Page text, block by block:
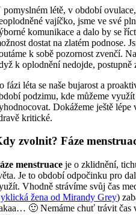
pomyslném létě, v období
vajíčko, jsme ve své
komunikace a dalo by se
dostat na zlatém podnose.
k sobě pozornost zvenčí.
k oplodnění nedojde, postupně
fázi léta se naše bujarost a
podzimu, kde můžeme
Dokážeme ještě
kritické.
zvolnit? Fáze
menstruace je o zklidnění,
Je to období odpočinku pro
Vhodně strávíme svůj čas
žena od Mirandy Grey)
🙂 Nemáme chuť trávit čas